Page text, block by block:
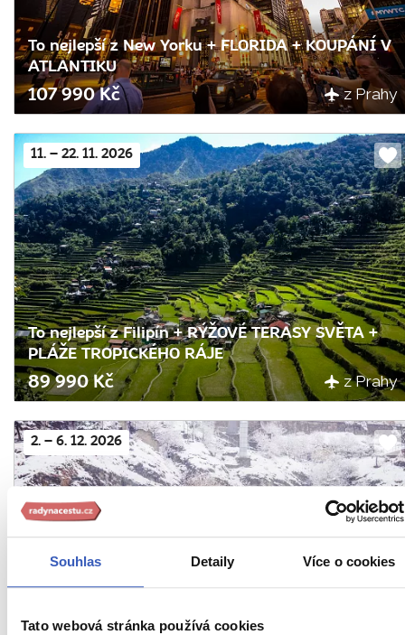
Souhlas Detaily Více o cookies
Tato webová stránka používá cookies
To nejlepší z New Yorku + FLORIDA + KOUPÁNÍ V
ATLANTIKU
107 990 Kč z Prahy
11. – 22. 11. 2026
Do
To nejlepší z Filipín + RÝŽOVÉ TERASY SVĚTA +
PLÁŽE TROPICKÉHO RÁJE
89 990 Kč z Prahy
2. – 6. 12. 2026
Do
Adventní Gruzie + SIRNÉ LÁZNĚ + VÝROBA